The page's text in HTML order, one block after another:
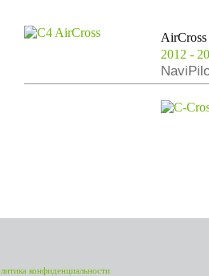
AirCross
2012 -
конфиденциальности